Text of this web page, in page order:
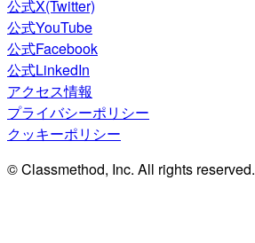
公式X(Twitter)
公式YouTube
公式Facebook
公式LinkedIn
アクセス情報
プライバシーポリシー
クッキーポリシー
© Classmethod, Inc. All rights reserved.